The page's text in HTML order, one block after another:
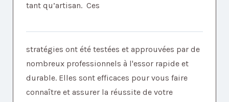
tant qu’artisan. Ces
stratégies ont été testées et approuvées par de
nombreux professionnels à l'essor rapide et
durable. Elles sont efficaces pour vous faire
connaître et assurer la réussite de votre